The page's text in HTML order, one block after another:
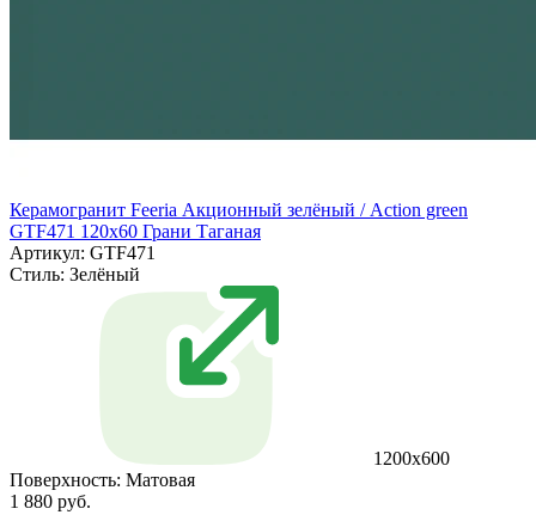
Керамогранит Feeria Акционный зелёный / Action green
GTF471 120х60 Грани Таганая
Артикул: GTF471
Стиль: Зелёный
1200х600
Поверхность: Матовая
1 880 руб.